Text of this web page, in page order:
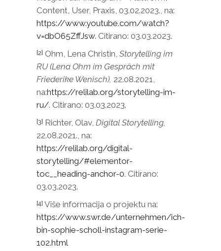
Content, User, Praxis, 03.02.2023., na:
https://www.youtube.com/watch?
v=dbO65ZffJsw. Citirano: 03.03.2023.
[2] Ohm, Lena Christin, Storytelling im
RU (Lena Ohm im Gespräch mit
Friederike Wenisch), 22.08.2021,
na:https://relilab.org/storytelling-im-
ru/. Citirano: 03.03.2023.
[3] Richter, Olav, Digital Storytelling,
22.08.2021., na:
https://relilab.org/digital-
storytelling/#elementor-
toc__heading-anchor-0. Citirano:
03.03.2023.
[4] Više informacija o projektu na:
https://www.swr.de/unternehmen/ich-
bin-sophie-scholl-instagram-serie-
102.html